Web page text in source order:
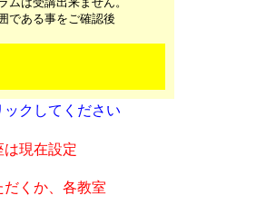
である事をご確認後
クしてください
は現在設定
くか、各教室